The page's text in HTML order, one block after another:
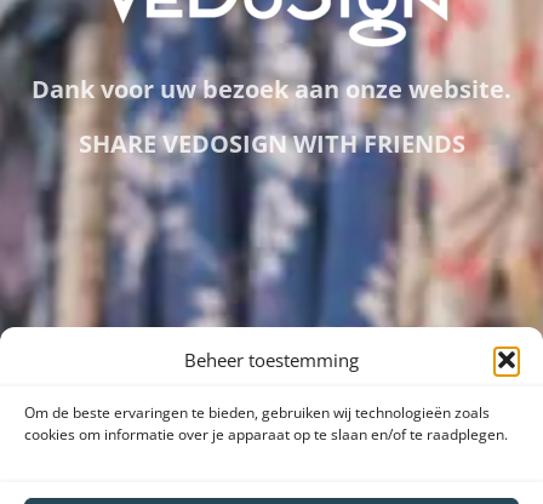
Beheer toestemming
Om de beste ervaringen te bieden, gebruiken wij technologieën zoals
cookies om informatie over je apparaat op te slaan en/of te raadplegen.
Dank voor uw bezoek aan onze website.
SHARE VEDOSIGN WITH FRIENDS